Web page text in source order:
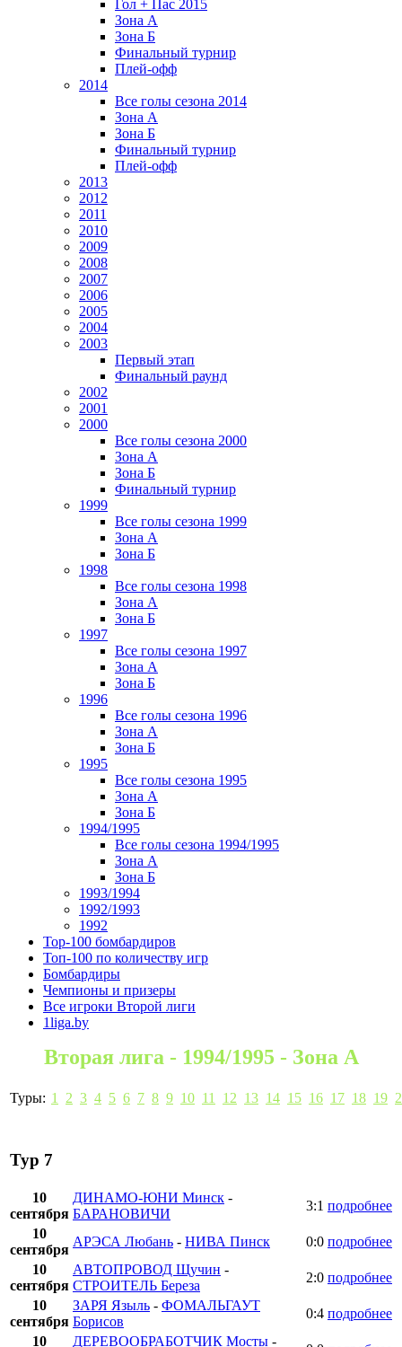
Гол + Пас 2015
Зона А
Зона Б
Финальный турнир
Плей-офф
2014
Все голы сезона 2014
Зона А
Зона Б
Финальный турнир
Плей-офф
2013
2012
2011
2010
2009
2008
2007
2006
2005
2004
2003
Первый этап
Финальный раунд
2002
2001
2000
Все голы сезона 2000
Зона А
Зона Б
Финальный турнир
1999
Все голы сезона 1999
Зона А
Зона Б
1998
Все голы сезона 1998
Зона А
Зона Б
1997
Все голы сезона 1997
Зона А
Зона Б
1996
Все голы сезона 1996
Зона А
Зона Б
1995
Все голы сезона 1995
Зона А
Зона Б
1994/1995
Все голы сезона 1994/1995
Зона А
Зона Б
1993/1994
1992/1993
1992
Top-100 бомбардиров
Топ-100 по количеству игр
Бомбардиры
Чемпионы и призеры
Все игроки Второй лиги
1liga.by
Вторая лига - 1994/1995 - Зона А
Туры: 1 2 3 4 5 6 7 8 9 10 11 12 13 14 15 16 17 18 19
Тур 7
10
сентября
ДИНАМО-ЮНИ Минск -
БАРАНОВИЧИ
3:1 подробнее
10
сентября
АРЭСА Любань - НИВА Пинск 0:0 подробнее
10
сентября
АВТОПРОВОД Щучин -
СТРОИТЕЛЬ Береза
2:0 подробнее
10
сентября
ЗАРЯ Языль - ФОМАЛЬГАУТ
Борисов
0:4 подробнее
10
ДЕРЕВООБРАБОТЧИК Мосты -